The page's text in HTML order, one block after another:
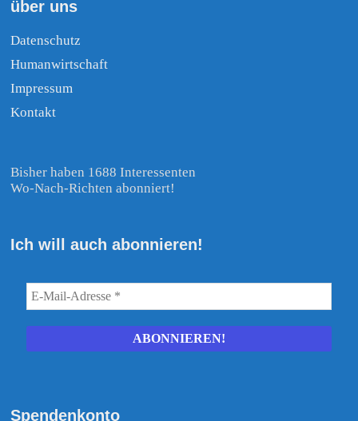
über uns
Datenschutz
Humanwirtschaft
Impressum
Kontakt
Bisher haben 1688 Interessenten
Wo-Nach-Richten abonniert!
Ich will auch abonnieren!
Spendenkonto